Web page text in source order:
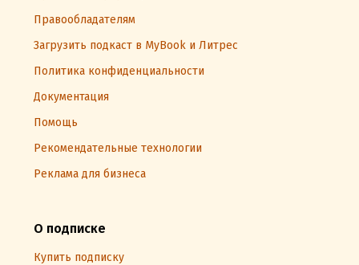
Правообладателям
Загрузить подкаст в MyBook и Литрес
Политика конфиденциальности
Документация
Помощь
Рекомендательные технологии
Реклама для бизнеса
О подписке
Купить подписку